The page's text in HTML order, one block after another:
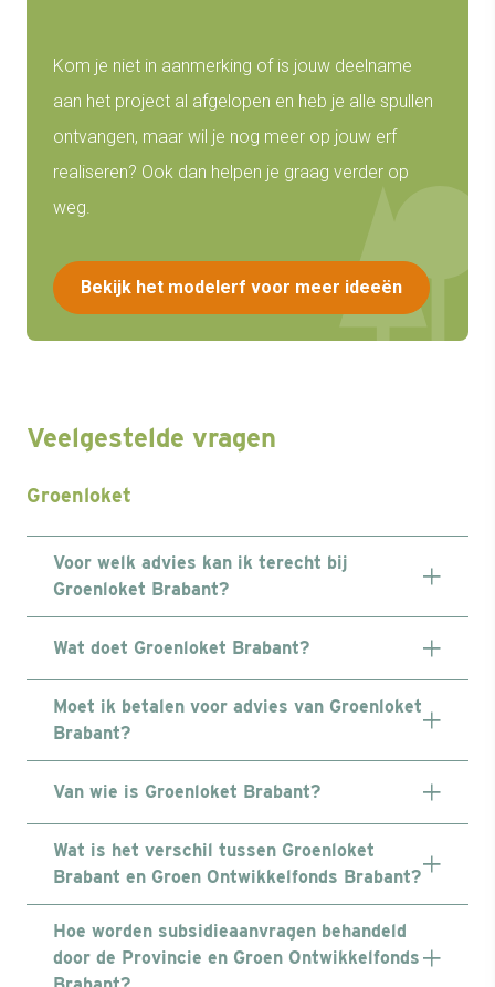
Kom je niet in aanmerking of is jouw deelname
aan het project al afgelopen en heb je alle spullen
ontvangen, maar wil je nog meer op jouw erf
realiseren? Ook dan helpen je graag verder op
weg.
Bekijk het modelerf voor meer ideeën
Veelgestelde vragen
Groenloket
Voor welk advies kan ik terecht bij
Groenloket Brabant?
Wat doet Groenloket Brabant?
Moet ik betalen voor advies van Groenloket
Brabant?
Van wie is Groenloket Brabant?
Wat is het verschil tussen Groenloket
Brabant en Groen Ontwikkelfonds Brabant?
Hoe worden subsidieaanvragen behandeld
door de Provincie en Groen Ontwikkelfonds